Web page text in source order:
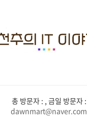
천
추
IT
이
총 방문자 : , 금일 방문자 :
dawnmart@naver.com